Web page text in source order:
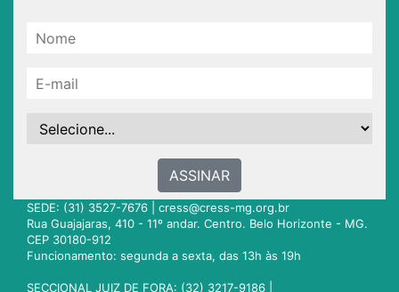
ASSINAR
SEDE: (31) 3527-7676 | cress@cress-mg.org.br
Rua Guajajaras, 410 - 11º andar. Centro. Belo Horizonte - MG.
CEP 30180-912
Funcionamento: segunda a sexta, das 13h às 19h
SECCIONAL JUIZ DE FORA: (32) 3217-9186 |